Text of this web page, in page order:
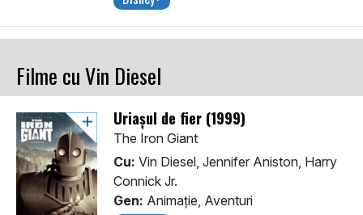
Filme cu Vin Diesel
Uriașul de fier (1999)
The Iron Giant
Cu: Vin Diesel, Jennifer Aniston, Harry
Connick Jr.
Gen: Animaţie, Aventuri